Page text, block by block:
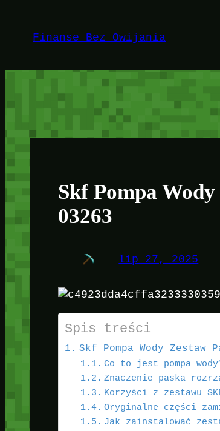
treściFinanse Bez Owijania
Skf Pompa
03263
lip 27, 2025
Spis treści
Skf Pompa Wody Zestaw
Co to jest pompa
Znaczenie paska
Korzyści z zestawu
Oryginalne części
Jak zainstalować